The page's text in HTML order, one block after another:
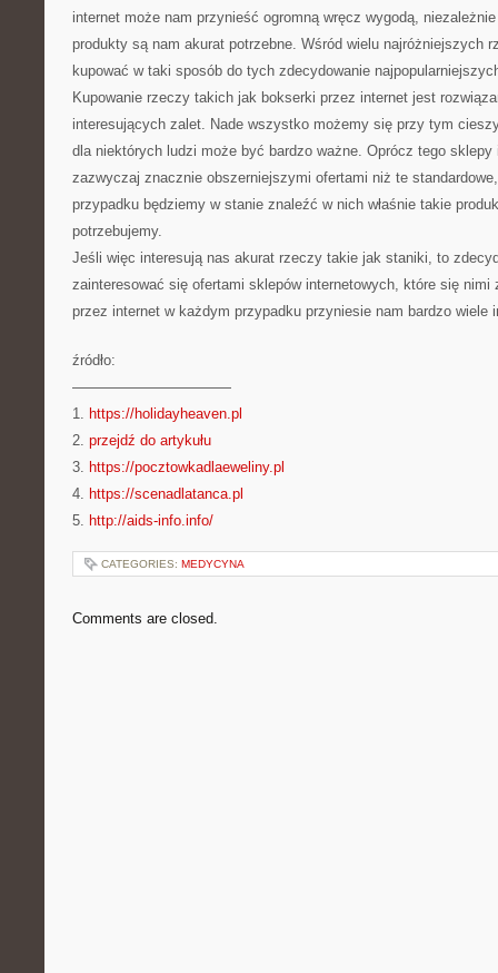
internet może nam przynieść ogromną wręcz wygodą,
produkty są nam akurat potrzebne. Wśród wielu najróżniejszych
kupować w taki sposób do tych zdecydowanie
Kupowanie rzeczy takich jak bokserki przez internet jest
interesujących zalet. Nade wszystko możemy się przy tym
dla niektórych ludzi może być bardzo ważne. Oprócz tego sklepy
zazwyczaj znacznie obszerniejszymi ofertami niż te
przypadku będziemy w stanie znaleźć w nich właśnie takie
potrzebujemy.
Jeśli więc interesują nas akurat rzeczy takie jak staniki, to
zainteresować się ofertami sklepów internetowych, które się nimi
przez internet w każdym przypadku przyniesie nam bardzo wiele
źródło:
———————————
1. https://holidayheaven.pl
2. przejdź do artykułu
3. https://pocztowkadlaeweliny.pl
4. https://scenadlatanca.pl
5. http://aids-info.info/
CATEGORIES: MEDYCYNA
Comments are closed.